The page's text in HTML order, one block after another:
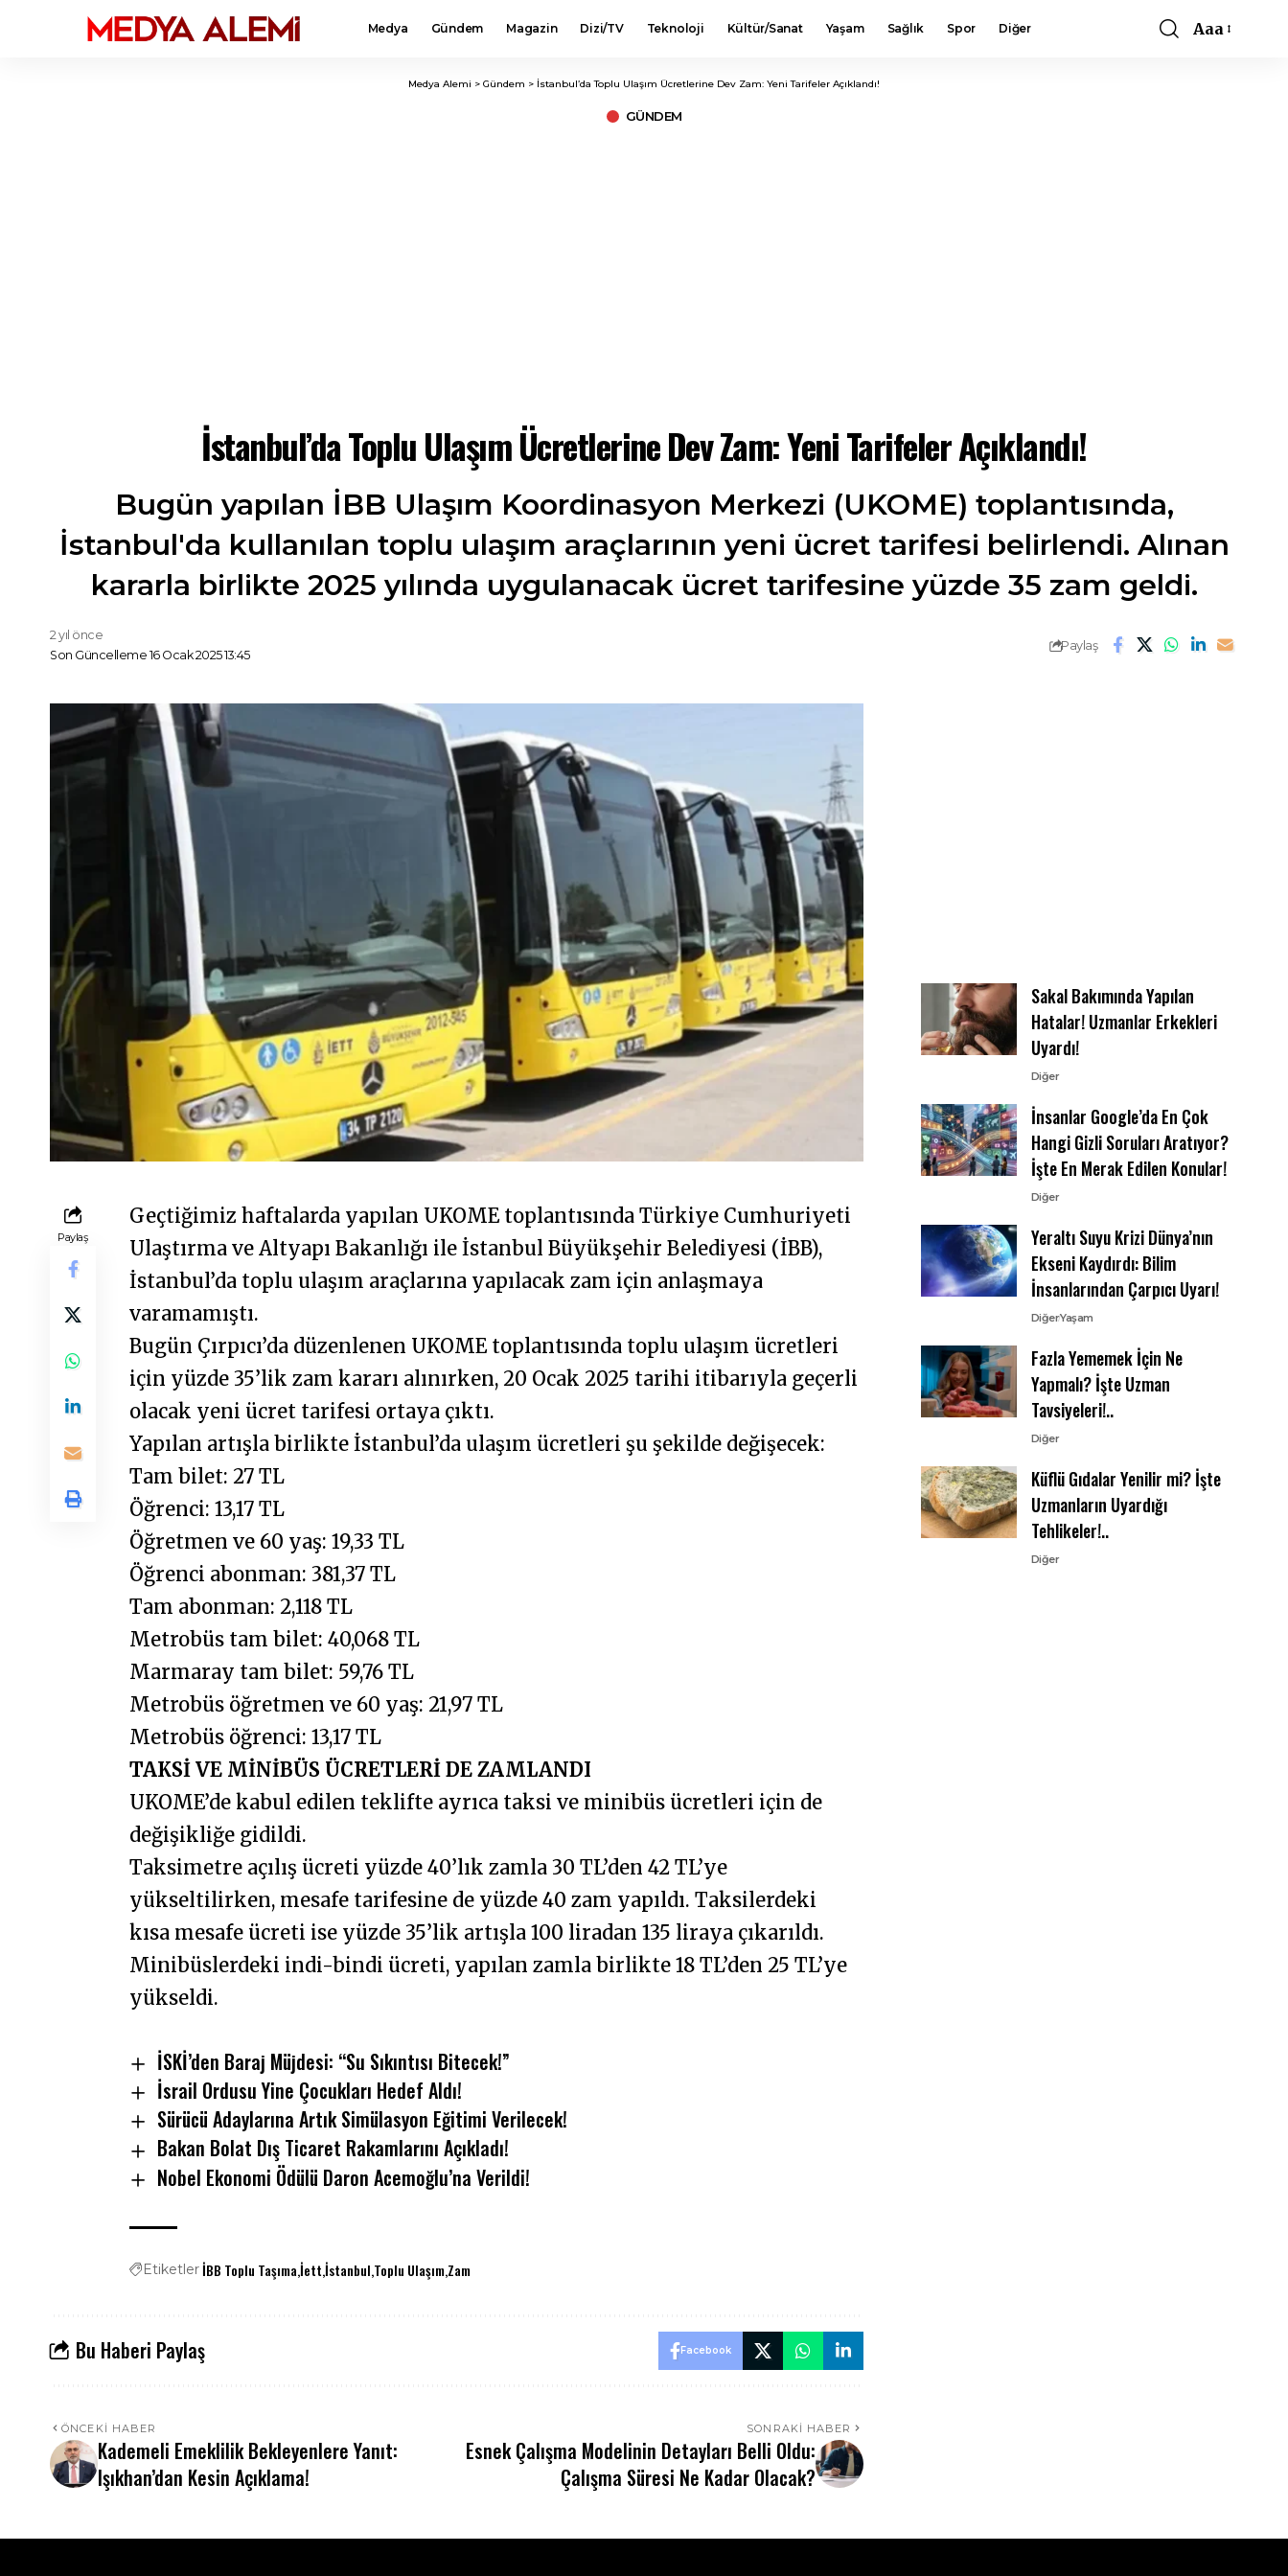
Medya Gündem Magazin Dizi/TV Teknoloji Kültür/Sanat Yaşam Sağlık Spor Diğer
Font
Aaa
Medya Alemi > Gündem > İstanbul’da Toplu Ulaşım Ücretlerine Dev Zam: Yeni Tarifeler Açıklandı!
GÜNDEM
İstanbul’da Toplu Ulaşım Ücretlerine Dev Zam: Yeni Tarifeler Açıklandı!
Bugün yapılan İBB Ulaşım Koordinasyon Merkezi (UKOME) toplantısında,
İstanbul'da kullanılan toplu ulaşım araçlarının yeni ücret tarifesi belirlendi. Alınan
kararla birlikte 2025 yılında uygulanacak ücret tarifesine yüzde 35 zam geldi.
Son Güncelleme 16 Ocak 2025 13:45
2 yıl önce
Paylaş
Paylaş
Geçtiğimiz haftalarda yapılan UKOME toplantısında Türkiye Cumhuriyeti
Ulaştırma ve Altyapı Bakanlığı ile İstanbul Büyükşehir Belediyesi (İBB),
İstanbul’da toplu ulaşım araçlarına yapılacak zam için anlaşmaya
varamamıştı.
Bugün Çırpıcı’da düzenlenen UKOME toplantısında toplu ulaşım ücretleri
için yüzde 35’lik zam kararı alınırken, 20 Ocak 2025 tarihi itibarıyla geçerli
olacak yeni ücret tarifesi ortaya çıktı.
Yapılan artışla birlikte İstanbul’da ulaşım ücretleri şu şekilde değişecek:
Tam bilet: 27 TL
Öğrenci: 13,17 TL
Öğretmen ve 60 yaş: 19,33 TL
Öğrenci abonman: 381,37 TL
Tam abonman: 2,118 TL
Metrobüs tam bilet: 40,068 TL
Marmaray tam bilet: 59,76 TL
Metrobüs öğretmen ve 60 yaş: 21,97 TL
Metrobüs öğrenci: 13,17 TL
TAKSİ VE MİNİBÜS ÜCRETLERİ DE ZAMLANDI
UKOME’de kabul edilen teklifte ayrıca taksi ve minibüs ücretleri için de
değişikliğe gidildi.
Taksimetre açılış ücreti yüzde 40’lık zamla 30 TL’den 42 TL’ye
yükseltilirken, mesafe tarifesine de yüzde 40 zam yapıldı. Taksilerdeki
kısa mesafe ücreti ise yüzde 35’lik artışla 100 liradan 135 liraya çıkarıldı.
Minibüslerdeki indi-bindi ücreti, yapılan zamla birlikte 18 TL’den 25 TL’ye
yükseldi.
İSKİ’den Baraj Müjdesi: “Su Sıkıntısı Bitecek!”
İsrail Ordusu Yine Çocukları Hedef Aldı!
Sürücü Adaylarına Artık Simülasyon Eğitimi Verilecek!
Bakan Bolat Dış Ticaret Rakamlarını Açıkladı!
Nobel Ekonomi Ödülü Daron Acemoğlu’na Verildi!
EtiketlerİBB Toplu Taşıma İett İstanbul Toplu UlaşımZam
Bu Haberi Paylaş Facebook
ÖNCEKI HABER
Kademeli Emeklilik Bekleyenlere Yanıt:
Işıkhan’dan Kesin Açıklama!
SONRAKI HABER
Esnek Çalışma Modelinin Detayları Belli Oldu:
Çalışma Süresi Ne Kadar Olacak?
Sakal Bakımında Yapılan
Hatalar! Uzmanlar Erkekleri
Uyardı!
Diğer
İnsanlar Google’da En Çok
Hangi Gizli Soruları Aratıyor?
İşte En Merak Edilen Konular!
Diğer
Yeraltı Suyu Krizi Dünya’nın
Ekseni Kaydırdı: Bilim
İnsanlarından Çarpıcı Uyarı!
DiğerYaşam
Fazla Yememek İçin Ne
Yapmalı? İşte Uzman
Tavsiyeleri!..
Diğer
Küflü Gıdalar Yenilir mi? İşte
Uzmanların Uyardığı
Tehlikeler!..
Diğer